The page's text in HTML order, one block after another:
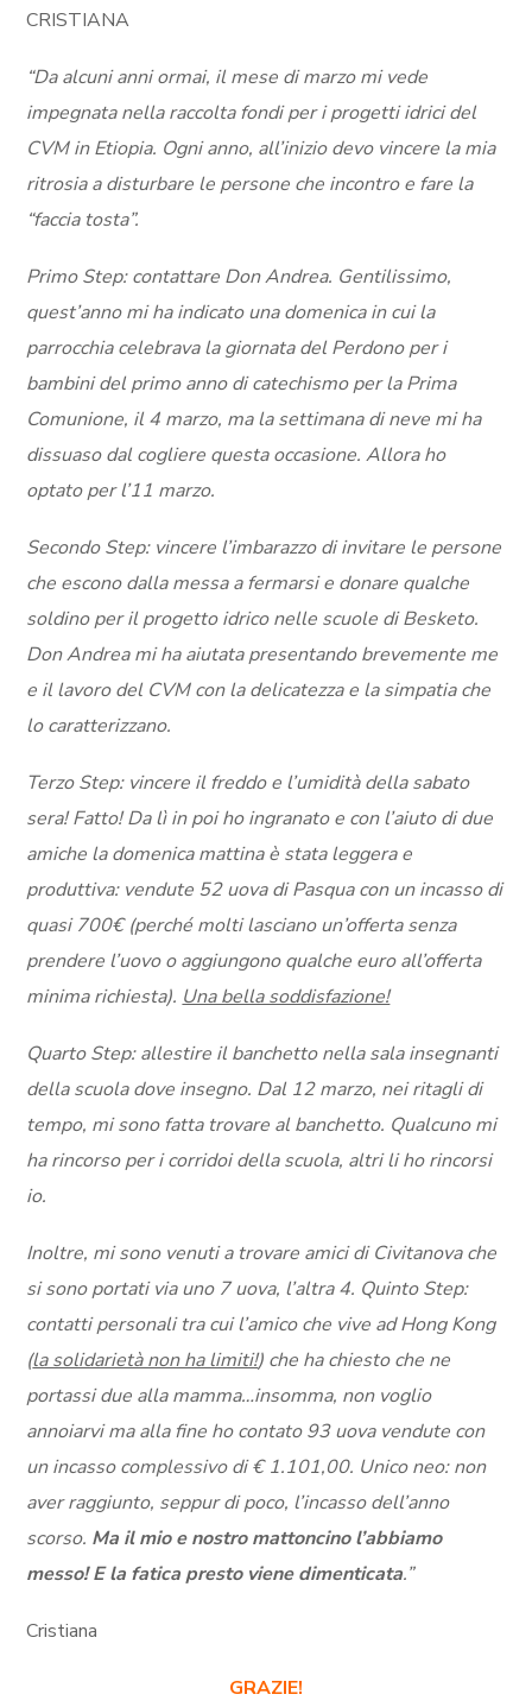
CRISTIANA
“Da alcuni anni ormai, il mese di marzo mi vede
impegnata nella raccolta fondi per i progetti idrici del
CVM in Etiopia. Ogni anno, all’inizio devo vincere la mia
ritrosia a disturbare le persone che incontro e fare la
“faccia tosta”.
Primo Step: contattare Don Andrea. Gentilissimo,
quest’anno mi ha indicato una domenica in cui la
parrocchia celebrava la giornata del Perdono per i
bambini del primo anno di catechismo per la Prima
Comunione, il 4 marzo, ma la settimana di neve mi ha
dissuaso dal cogliere questa occasione. Allora ho
optato per l’11 marzo.
Secondo Step: vincere l’imbarazzo di invitare le persone
che escono dalla messa a fermarsi e donare qualche
soldino per il progetto idrico nelle scuole di Besketo.
Don Andrea mi ha aiutata presentando brevemente me
e il lavoro del CVM con la delicatezza e la simpatia che
lo caratterizzano.
Terzo Step: vincere il freddo e l’umidità della sabato
sera! Fatto! Da lì in poi ho ingranato e con l’aiuto di due
amiche la domenica mattina è stata leggera e
produttiva: vendute 52 uova di Pasqua con un incasso di
quasi 700€ (perché molti lasciano un’offerta senza
prendere l’uovo o aggiungono qualche euro all’offerta
minima richiesta). Una bella soddisfazione!
Quarto Step: allestire il banchetto nella sala insegnanti
della scuola dove insegno. Dal 12 marzo, nei ritagli di
tempo, mi sono fatta trovare al banchetto. Qualcuno mi
ha rincorso per i corridoi della scuola, altri li ho rincorsi
io.
Inoltre, mi sono venuti a trovare amici di Civitanova che
si sono portati via uno 7 uova, l’altra 4. Quinto Step:
contatti personali tra cui l’amico che vive ad Hong Kong
(la solidarietà non ha limiti!) che ha chiesto che ne
portassi due alla mamma…insomma, non voglio
annoiarvi ma alla fine ho contato 93 uova vendute con
un incasso complessivo di € 1.101,00. Unico neo: non
aver raggiunto, seppur di poco, l’incasso dell’anno
scorso. Ma il mio e nostro mattoncino l’abbiamo
messo! E la fatica presto viene dimenticata.”
Cristiana
GRAZIE!